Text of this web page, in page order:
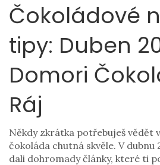
Čokoládové
tipy: Duben
Domori
Ráj
Někdy zkrátka potřebuješ vědět
čokoláda chutná skvěle. V
dali dohromady články, které ti